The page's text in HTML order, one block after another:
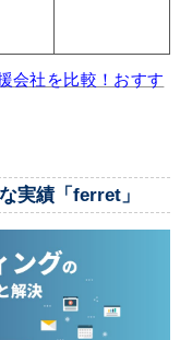
会社を比較！おすす
実績「ferret」